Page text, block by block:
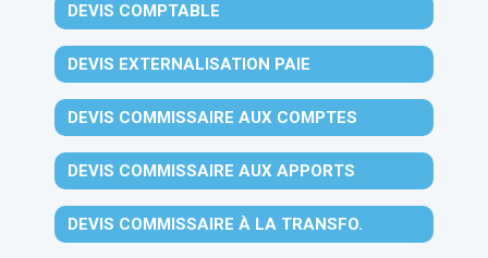
DEVIS COMPTABLE
DEVIS EXTERNALISATION PAIE
DEVIS COMMISSAIRE AUX COMPTES
DEVIS COMMISSAIRE AUX APPORTS
DEVIS COMMISSAIRE À LA TRANSFO.